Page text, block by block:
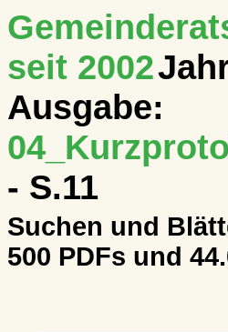
seit 2002
Ausgabe:
- S.11
Suchen und
500 PDFs und